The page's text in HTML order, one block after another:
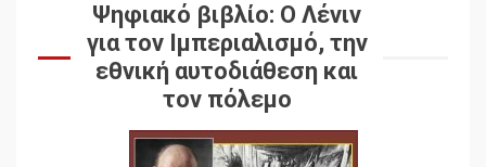
Ψηφιακό βιβλίο: Ο Λένιν
για τον Ιμπεριαλισμό, την
εθνική αυτοδιάθεση και
τον πόλεμο